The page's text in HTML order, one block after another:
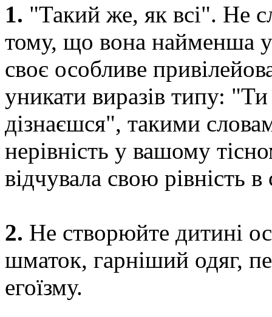
1. "Такий же, як всі". Не
тому, що вона найменша у
своє особливе
уникати виразів типу:
дізнаєшся", такими
нерівність у вашому
відчувала свою рівність в
2. Не створюйте дитині
шматок, гарніший одяг,
егоїзму.